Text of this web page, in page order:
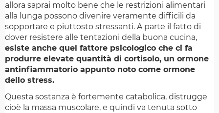
allora saprai molto bene che le restrizioni alimentari
alla lunga possono divenire veramente difficili da
sopportare e piuttosto stressanti. A parte il fatto di
dover resistere alle tentazioni della buona cucina,
esiste anche quel fattore psicologico che ci fa
produrre elevate quantità di cortisolo, un ormone
antinfiammatorio appunto noto come ormone
dello stress.
Questa sostanza è fortemente catabolica, distrugge
cioè la massa muscolare, e quindi va tenuta sotto